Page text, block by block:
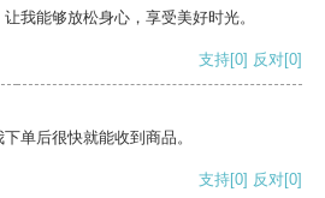
我能够放松身心，享受美好时光。
支持[0] 反对[0]
单后很快就能收到商品。
支持[0] 反对[0]